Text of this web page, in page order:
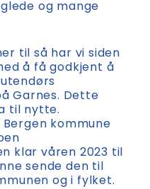
og mange
til så har vi siden
å få godkjent å
Garnes. Dette
til nytte.
kommune
klar våren 2023 til
sende den til